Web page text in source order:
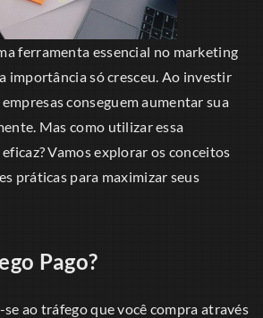
ferramenta essencial no marketing
importância só cresceu. Ao investir
conseguem aumentar sua
Mas como utilizar essa
Vamos explorar os conceitos
práticas para maximizar seus
Pago?
ao tráfego que você compra através